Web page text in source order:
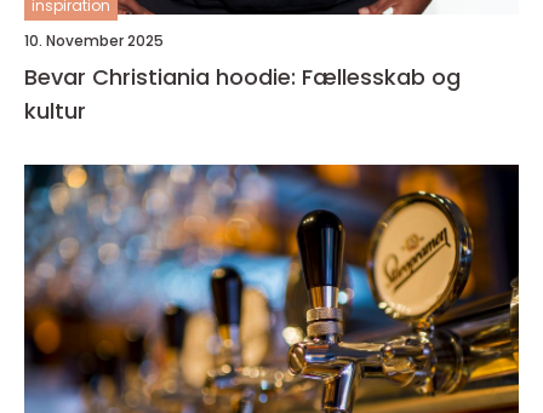
inspiration
10. November 2025
Bevar Christiania hoodie: Fællesskab og
kultur